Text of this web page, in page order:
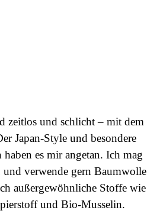
zeitlos und schlicht – mit dem
Japan-Style und besondere
es mir angetan. Ich mag
und verwende gern Baumwolle
außergewöhnliche Stoffe wie
und Bio-Musselin.